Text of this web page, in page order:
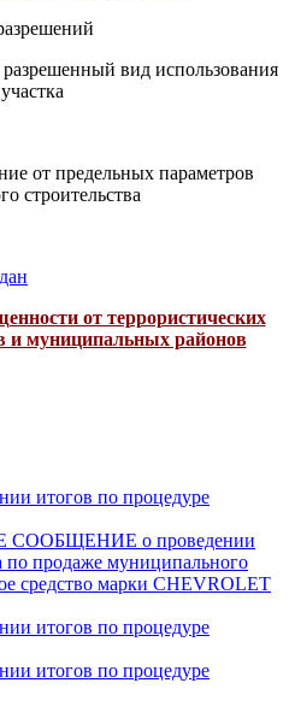
вид использования
от предельных параметров
строительства
от террористических
и муниципальных районов
итогов по процедуре
о проведении
по продаже муниципального
средство марки CHEVROLET
итогов по процедуре
итогов по процедуре